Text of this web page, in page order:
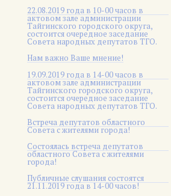
22.08.2019 года в 10-00 часов в
актовом зале администрации
Тайгинского городского округа,
состоится очередное заседание
Совета народных депутатов ТГО.
Нам важно Ваше мнение!
19.09.2019 года в 14-00 часов в
актовом зале администрации
Тайгинского городского округа,
состоится очередное заседание
Совета народных депутатов ТГО.
Встреча депутатов областного
Совета с жителями города!
Состоялась встреча депутатов
областного Совета с жителями
города!
Публичные слушания состоятся
21.11.2019 года в 14-00 часов!